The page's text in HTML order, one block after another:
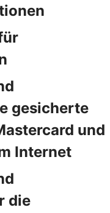
gesicherte
und
Internet
die